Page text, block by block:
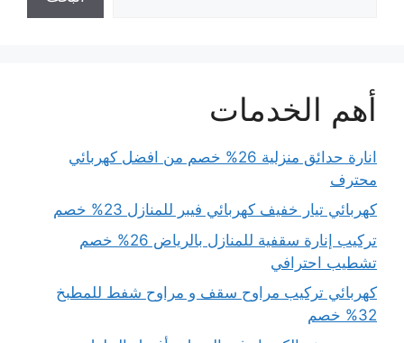
أهم الخدمات
انارة حدائق منزلية 26% خصم من افضل كهربائي
محترف
كهربائي تيار خفيف كهربائي فيبر للمنازل 23% خصم
تركيب إنارة سقفية للمنازل بالرياض 26% خصم
تشطيب احترافي
كهربائي تركيب مراوح سقف و مراوح شفط للمطبخ
32% خصم